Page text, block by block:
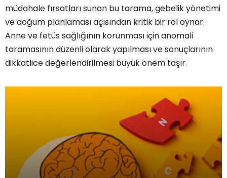
müdahale fırsatları sunan bu tarama, gebelik yönetimi
ve doğum planlaması açısından kritik bir rol oynar.
Anne ve fetüs sağlığının korunması için anomali
taramasının düzenli olarak yapılması ve sonuçlarının
dikkatlice değerlendirilmesi büyük önem taşır.